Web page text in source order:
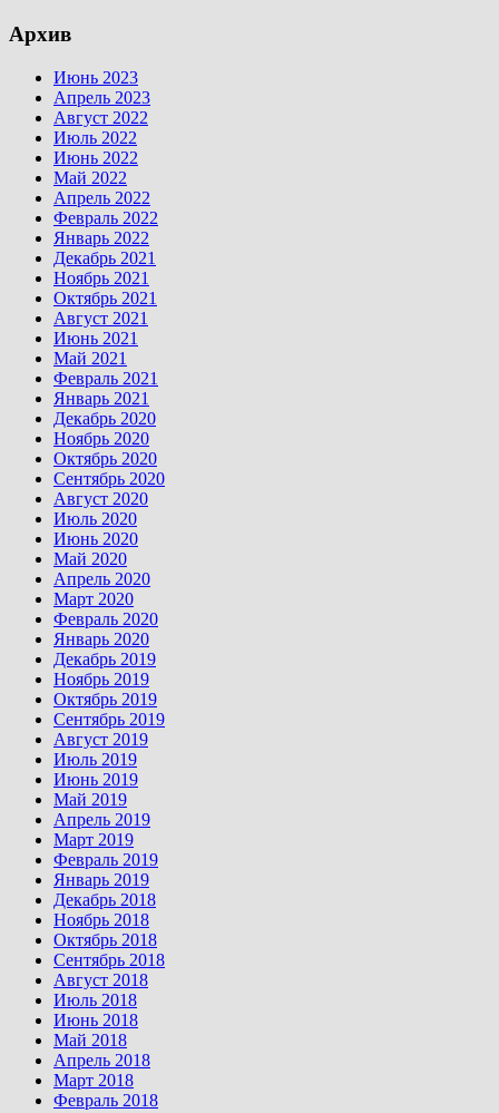
Архив
Июнь 2023
Апрель 2023
Август 2022
Июль 2022
Июнь 2022
Май 2022
Апрель 2022
Февраль 2022
Январь 2022
Декабрь 2021
Ноябрь 2021
Октябрь 2021
Август 2021
Июнь 2021
Май 2021
Февраль 2021
Январь 2021
Декабрь 2020
Ноябрь 2020
Октябрь 2020
Сентябрь 2020
Август 2020
Июль 2020
Июнь 2020
Май 2020
Апрель 2020
Март 2020
Февраль 2020
Январь 2020
Декабрь 2019
Ноябрь 2019
Октябрь 2019
Сентябрь 2019
Август 2019
Июль 2019
Июнь 2019
Май 2019
Апрель 2019
Март 2019
Февраль 2019
Январь 2019
Декабрь 2018
Ноябрь 2018
Октябрь 2018
Сентябрь 2018
Август 2018
Июль 2018
Июнь 2018
Май 2018
Апрель 2018
Март 2018
Февраль 2018